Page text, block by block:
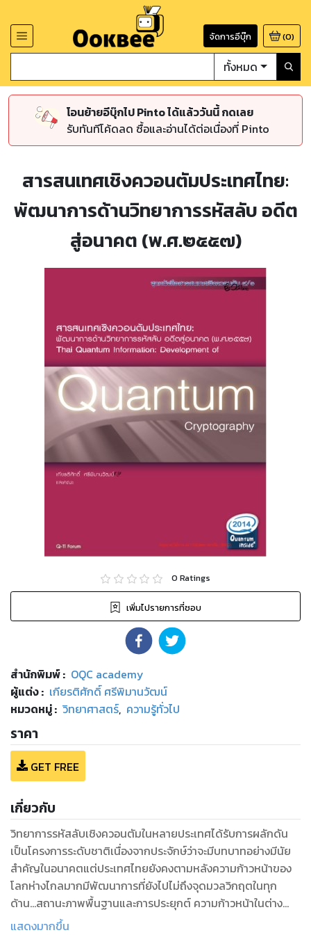
จัดการอีบุ๊ก (0)
ทั้งหมด
โอนย้ายอีบุ๊กไป Pinto ได้แล้ววันนี้ กดเลย
รับทันทีโค้ดลด ซื้อและอ่านได้ต่อเนื่องที่ Pinto
สารสนเทศเชิงควอนตัมประเทศไทย:
พัฒนาการด้านวิทยาการรหัสลับ อดีต
สู่อนาคต (พ.ศ.๒๕๕๗)
0 Ratings
เพิ่มไปรายการที่ชอบ
สำนักพิมพ์: OQC academy
ผู้แต่ง : เกียรติศักดิ์ ศรีพิมานวัฒน์
หมวดหมู่: วิทยาศาสตร์, ความรู้ทั่วไป
ราคา
GET FREE
เกี่ยวกับ
วิทยาการรหัสลับเชิงควอนตัมในหลายประเทศได้รับการผลักดัน
เป็นโครงการระดับชาติเนื่องจากประจักษ์ว่าจะมีบทบาทอย่างมีนัย
สำคัญในอนาคตแต่ประเทศไทยยังคงตามหลังความก้าวหน้าของ
โลกห่างไกลมากมีพัฒนาการที่ยังไปไม่ถึงจุดมวลวิกฤตในทุก
ด้าน...สถานะภาพพื้นฐานและการประยุกต์ ความก้าวหน้าในต่าง
ประเทศ พัฒนาการรหัสลับควอนตัมในประเทศไทยและแนวโน้ม
แสดงมากขึ้น